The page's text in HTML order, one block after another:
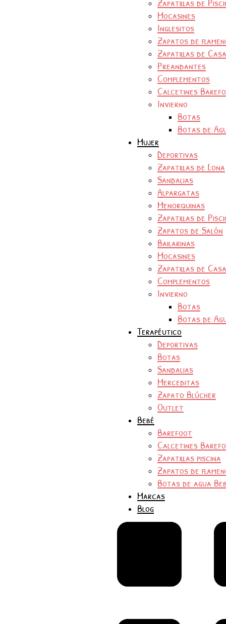
Mocasines
Inglesitos
Zapatos de
Zapatillas de Casa
Preandantes
Complementos
Calcetines
Invierno
Botas
Botas de
Mujer
Deportivas
Zapatillas de Lona
Sandalias
Alpargatas
Menorquinas
Zapatillas de
Zapatos de Salón
Bailarinas
Mocasines
Zapatillas de Casa
Complementos
Invierno
Botas
Botas de
Terapéutico
Deportivas
Botas
Sandalias
Merceditas
Zapato Blúcher
Outlet
Bebé
Barefoot
Calcetines
Zapatillas piscina
Zapatos de
Botas de agua
Marcas
Blog